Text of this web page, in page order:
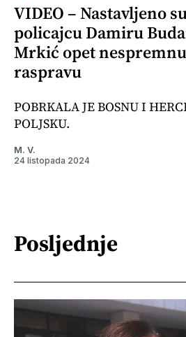
VIDEO – Nastavljeno
policajcu Damiru
Mrkić opet
raspravu
POBRKALA JE BOSNU I
POLJSKU.
M. V.
24 listopada 2024
Posljednje